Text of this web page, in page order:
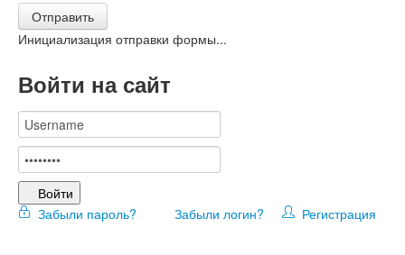
Отправить
Инициализация отправки формы...
Войти на сайт
Войти
Забыли пароль?
Забыли логин? Регистрация